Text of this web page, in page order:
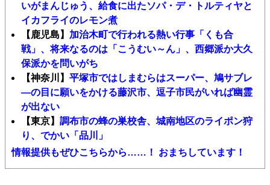
いがまんじゅう、給食に出たソパ・デ・トルティヤと
イカフライのレモン煮
【鹿児島】 加治木町で行われる熱い行事「くも合
戦」、将来なるのは「こうむい～ん」、西郷派か大久
保派かを問いがち
【神奈川】 平塚市ではしまむらはスーパー、鳩サブレ
―の目に願いをかける藤沢市、逗子市民がいれば幽霊
が出ない
【東京】 調布市の蜂の巣校舎、城南地区のライポン狩
り、でかい「品川」
情報提供もぜひこちらから……！ おまちしています！